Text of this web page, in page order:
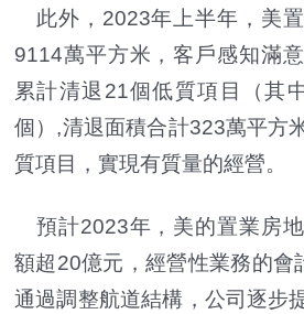
此外，2023年上半年，美
9114萬平方米，客戶感知滿
累計清退21個低質項目（其
個）,清退面積合計323萬平方
質項目，實現有質量的經營。
預計2023年，美的置業房
額超20億元，經營性業務的會
通過調整航道結構，公司逐步